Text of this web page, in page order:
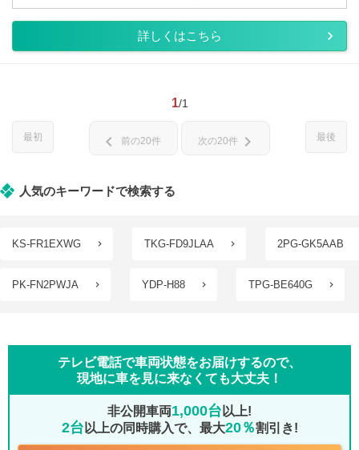
詳しくはこちら
1/1
最初 最後
chevron_left 前の20件 次の20件 chevron_right
人気のキーワードで検索する
KS-FR1EXWG TKG-FD9JLAA 2PG-GK5AAB
PK-FN2PWJA YDP-H88 TPG-BE640G
テレビ電話で車両状態をお届けするので、
現地に車を見に来なくても大丈夫！
非公開車両1,000台 以上!
2台 以上の同時購入で、最大20％割引き!